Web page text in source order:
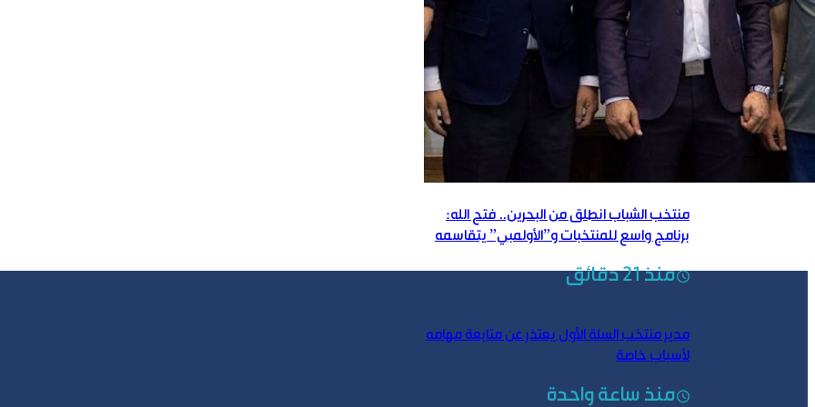
منتخب الشباب انطلق من البحرين.. فتح الله:
برنامج واسع للمنتخبات و”الأولمبي” يتقاسمه
منذ 21 دقائق
مدير منتخب السلة الأول يعتذر عن متابعة مهامه
لأسباب خاصة
منذ ساعة واحدة